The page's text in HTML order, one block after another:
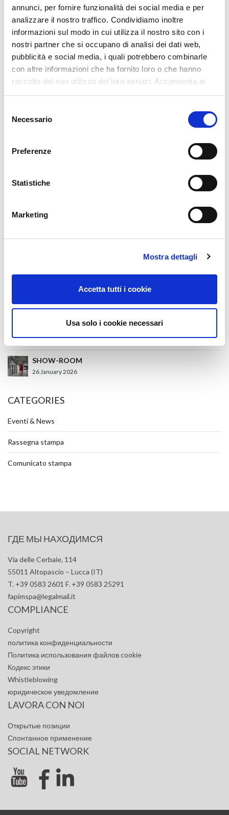
annunci, per fornire funzionalità dei social media e per
analizzare il nostro traffico. Condividiamo inoltre
informazioni sul modo in cui utilizza il nostro sito con i
nostri partner che si occupano di analisi dei dati web,
pubblicità e social media, i quali potrebbero combinarle
con altre informazioni che ha fornito loro o che hanno
raccolto dal suo utilizzo dei loro servizi. Acconsenta ai
nostri cookie se continua ad utilizzare il nostro sito web.
delNecessario
Preferenze
Statistiche
Marketing
Mostra dettagli
Accetta tutti i cookie
Usa solo i cookie necessari
‹ ›
Next
31 March 2026
SHOW-ROOM
26 January 2026
CATEGORIES
Eventi & News
Rassegna stampa
Comunicato stampa
ГДЕ МЫ НАХОДИМСЯ
Via delle Cerbaie, 114
55011 Altopascio – Lucca (IT)
T. +39 0583 2601 F. +39 0583 25291
fapimspa@legalmail.it
COMPLIANCE
Copyright
политика конфиденциальности
Политика использования файлов cookie
Кодекс этики
Whistleblowing
юридическое уведомление
LAVORA CON NOI
Открытые позиции
Спонтанное применение
SOCIAL NETWORK